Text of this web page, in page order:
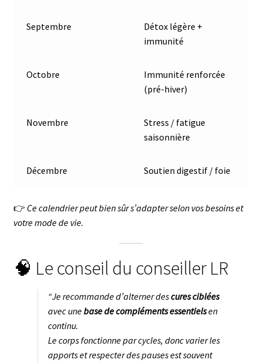
Septembre
Détox légère +
immunité
Octobre
Immunité renforcée
(pré-hiver)
Novembre
Stress / fatigue
saisonnière
Décembre Soutien digestif / foie
👉 Ce calendrier peut bien sûr s’adapter selon vos besoins et
votre mode de vie.
🧠 Le conseil du conseiller LR
“Je recommande d’alterner descures ciblées
avec unebase de compléments essentielsen
continu.
Le corps fonctionne par cycles, donc varier les
apports et respecter des pauses est souvent